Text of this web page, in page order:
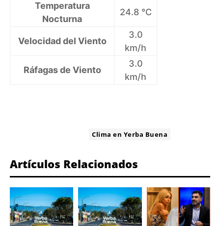
Temperatura
Nocturna
24.8 °C
Velocidad del Viento
3.0
km/h
Ráfagas de Viento
3.0
km/h
Clima en Yerba Buena
Artículos Relacionados